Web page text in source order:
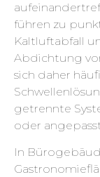
führen zu
Kaltluftabfall
Abdichtung
sich daher
getrennte
oder
In